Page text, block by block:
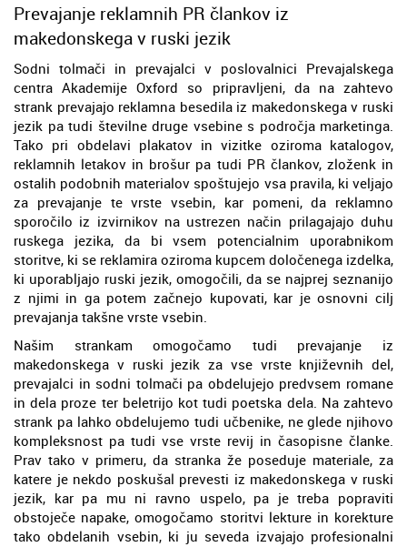
Prevajanje reklamnih PR člankov iz
makedonskega v ruski jezik
Sodni tolmači in prevajalci v poslovalnici Prevajalskega
centra Akademije Oxford so pripravljeni, da na zahtevo
strank prevajajo reklamna besedila iz makedonskega v ruski
jezik pa tudi številne druge vsebine s področja marketinga.
Tako pri obdelavi plakatov in vizitke oziroma katalogov,
reklamnih letakov in brošur pa tudi PR člankov, zloženk in
ostalih podobnih materialov spoštujejo vsa pravila, ki veljajo
za prevajanje te vrste vsebin, kar pomeni, da reklamno
sporočilo iz izvirnikov na ustrezen način prilagajajo duhu
ruskega jezika, da bi vsem potencialnim uporabnikom
storitve, ki se reklamira oziroma kupcem določenega izdelka,
ki uporabljajo ruski jezik, omogočili, da se najprej seznanijo
z njimi in ga potem začnejo kupovati, kar je osnovni cilj
prevajanja takšne vrste vsebin.
Našim strankam omogočamo tudi prevajanje iz
makedonskega v ruski jezik za vse vrste književnih del,
prevajalci in sodni tolmači pa obdelujejo predvsem romane
in dela proze ter beletrijo kot tudi poetska dela. Na zahtevo
strank pa lahko obdelujemo tudi učbenike, ne glede njihovo
kompleksnost pa tudi vse vrste revij in časopisne članke.
Prav tako v primeru, da stranka že poseduje materiale, za
katere je nekdo poskušal prevesti iz makedonskega v ruski
jezik, kar pa mu ni ravno uspelo, pa je treba popraviti
obstoječe napake, omogočamo storitvi lekture in korekture
tako obdelanih vsebin, ki ju seveda izvajajo profesionalni